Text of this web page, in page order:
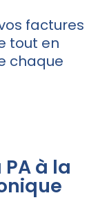
factures
tout en
chaque
à la